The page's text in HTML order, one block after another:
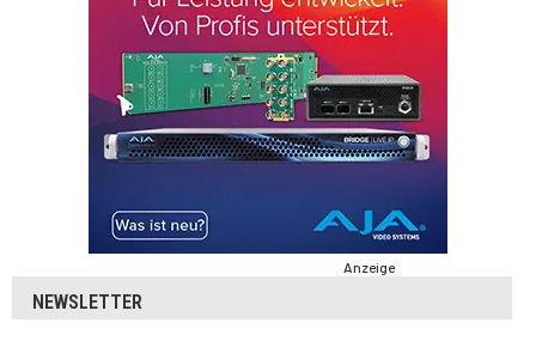
Anzeige
NEWSLETTER